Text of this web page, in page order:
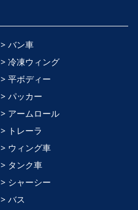
> バン車
> 冷凍ウィング
> 平ボディー
> パッカー
> アームロール
> トレーラ
> ウィング車
> タンク車
> シャーシー
> バス